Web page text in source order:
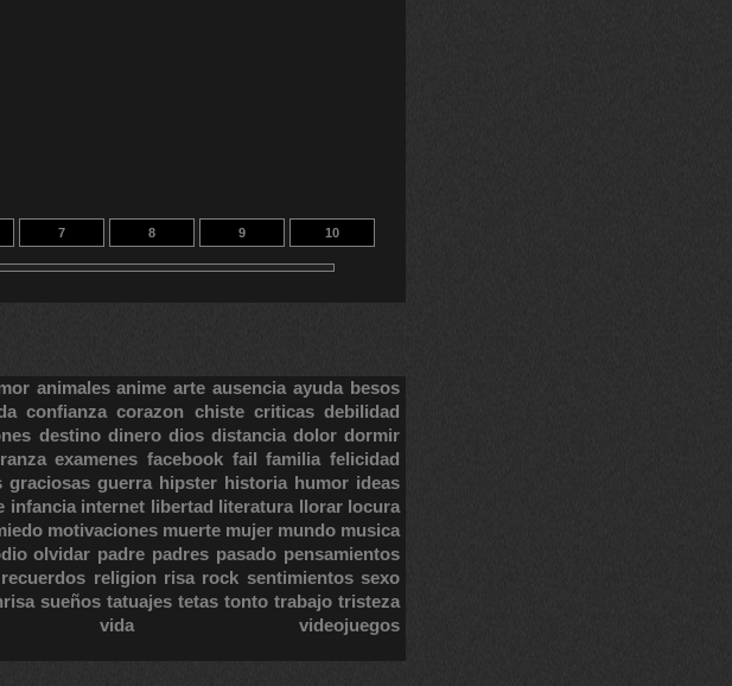
7 8 9 10
animales anime arte ausencia ayuda besos
confianza corazon chiste criticas debilidad
destino dinero dios distancia dolor dormir
examenes facebook fail familia felicidad
graciosas guerra hipster historia humor ideas
infancia internet libertad literatura llorar locura
motivaciones muerte mujer mundo musica
olvidar padre padres pasado pensamientos
recuerdos religion risa rock sentimientos sexo
sueños tatuajes tetas tonto trabajo tristeza
vida videojuegos